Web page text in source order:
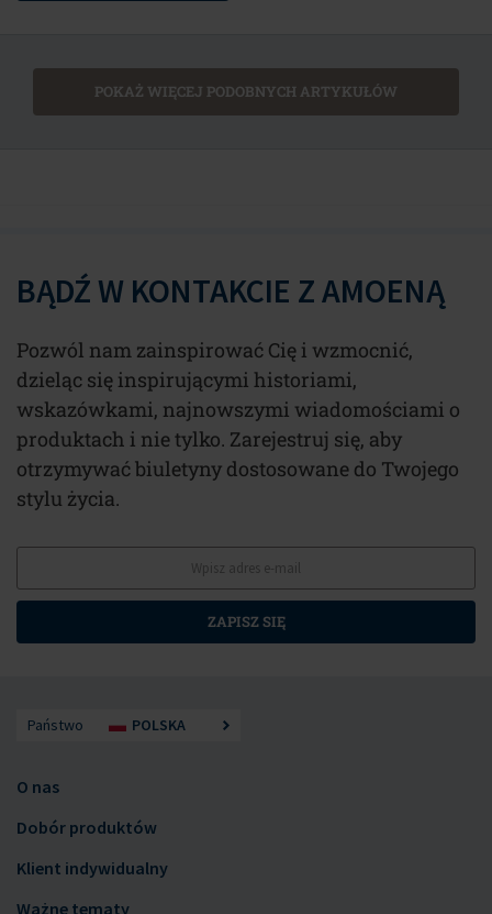
POKAŻ WIĘCEJ PODOBNYCH ARTYKUŁÓW
BĄDŹ W KONTAKCIE Z AMOENĄ
Pozwól nam zainspirować Cię i wzmocnić,
dzieląc się inspirującymi historiami,
wskazówkami, najnowszymi wiadomościami o
produktach i nie tylko. Zarejestruj się, aby
otrzymywać biuletyny dostosowane do Twojego
stylu życia.
ZAPISZ SIĘ
Państwo POLSKA
O nas
Dobór produktów
Klient indywidualny
Ważne tematy